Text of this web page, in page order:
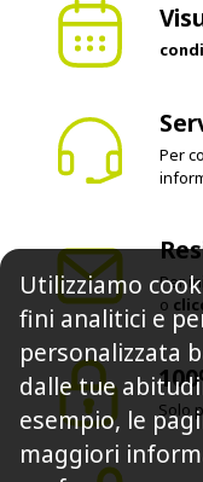
Per
Per
o
Solo
Utilizziamo
fini analitici e
personalizzata
dalle tue
esempio, le
maggiori